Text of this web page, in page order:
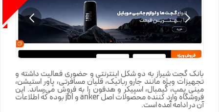
بانک گجت شیراز به دو شکل اینترنتی و حضوری فعالیت داشته و
تجهیزات ویژه مانند جارو رباتیک، قلیان مسافرتی، پاور استیشن،
مینی پمپ، گیمبال، اسپیکر و هدفون را به فروش می‌رساند. این
فروشگاه وارد کننده محصولات اصل anker و jbl بوده که اطلاعات
آن در ادامه آمده است.